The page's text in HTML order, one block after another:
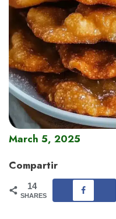
March 5, 2025
Compartir
14
SHARES